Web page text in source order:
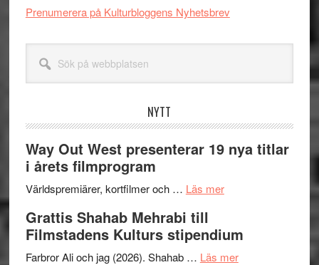
Prenumerera på Kulturbloggens Nyhetsbrev
webbplatsen
NYTT
Way Out West presenterar 19 nya titlar
i årets filmprogram
Världspremiärer, kortfilmer och … Läs merom
West
presenterar
Grattis Shahab Mehrabi till
Filmstadens Kulturs stipendium
Farbror Ali och jag (2026). Shahab … Läs merom